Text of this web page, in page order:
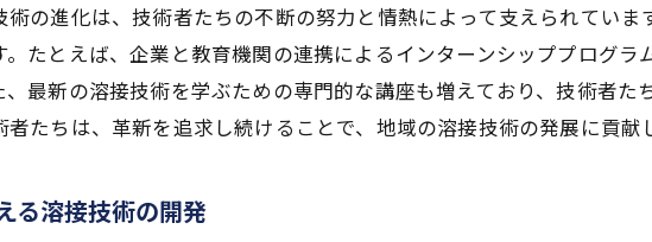
新技術による製造プロセスの変革
溶接技術がもたらす製品の新たな可能
産業全体への影響と展望
の進化は、技術者たちの不断の努力と情熱によって支えられてい
たとえば、企業と教育機関の連携によるインターンシッププログ
最新の溶接技術を学ぶための専門的な講座も増えており、技術者
たちは、革新を追求し続けることで、地域の溶接技術の発展に貢献
る溶接技術の開発